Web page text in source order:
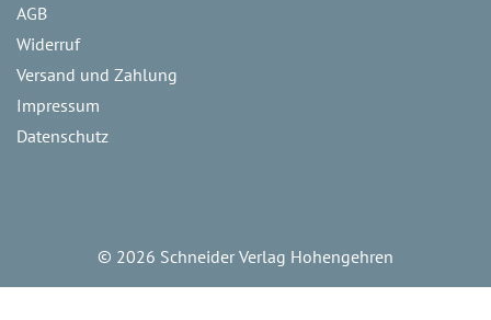
AGB
Widerruf
Versand und Zahlung
Impressum
Datenschutz
© 2026 Schneider Verlag Hohengehren